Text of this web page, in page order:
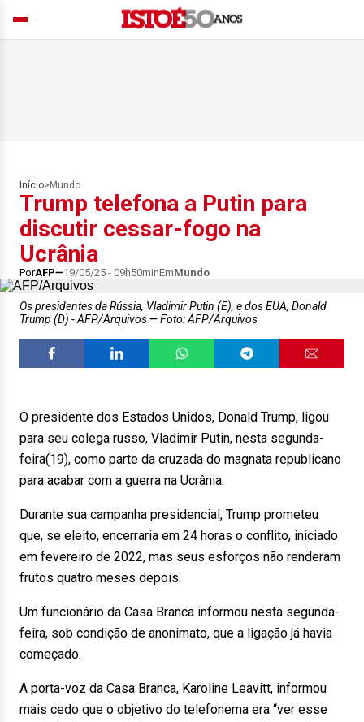
Início> Mundo
Trump telefona a Putin para
discutir cessar-fogo na
Ucrânia
PorAFP 19/05/25 - 09h50minEmMundo
Os presidentes da Rússia, Vladimir Putin (E), e dos EUA, Donald
Trump (D) - AFP/Arquivos
Foto: AFP/Arquivos
O presidente dos Estados Unidos, Donald Trump, ligou
para seu colega russo, Vladimir Putin, nesta segunda-
feira(19), como parte da cruzada do magnata republicano
para acabar com a guerra na Ucrânia.
Durante sua campanha presidencial, Trump prometeu
que, se eleito, encerraria em 24 horas o conflito, iniciado
em fevereiro de 2022, mas seus esforços não renderam
frutos quatro meses depois.
Um funcionário da Casa Branca informou nesta segunda-
feira, sob condição de anonimato, que a ligação já havia
começado.
A porta-voz da Casa Branca, Karoline Leavitt, informou
mais cedo que o objetivo do telefonema era “ver esse